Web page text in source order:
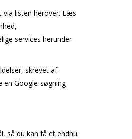
via listen herover. Læs
services herunder
skrevet af
en Google-søgning
så du kan få et endnu